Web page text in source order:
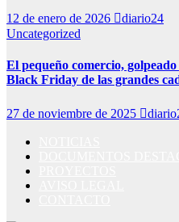
12 de enero de 2026
diario24
Uncategorized
El pequeño comercio,
Black Friday de las grandes
27 de noviembre de 2025